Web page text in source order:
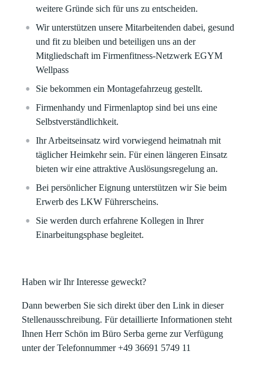
weitere Gründe sich für uns zu entscheiden.
Wir unterstützen unsere Mitarbeitenden dabei, gesund
und fit zu bleiben und beteiligen uns an der
Mitgliedschaft im Firmenfitness-Netzwerk EGYM
Wellpass
Sie bekommen ein Montagefahrzeug gestellt.
Firmenhandy und Firmenlaptop sind bei uns eine
Selbstverständlichkeit.
Ihr Arbeitseinsatz wird vorwiegend heimatnah mit
täglicher Heimkehr sein. Für einen längeren Einsatz
bieten wir eine attraktive Auslösungsregelung an.
Bei persönlicher Eignung unterstützen wir Sie beim
Erwerb des LKW Führerscheins.
Sie werden durch erfahrene Kollegen in Ihrer
Einarbeitungsphase begleitet.
Haben wir Ihr Interesse geweckt?
Dann bewerben Sie sich direkt über den Link in dieser
Stellenausschreibung. Für detaillierte Informationen steht
Ihnen Herr Schön im Büro Serba gerne zur Verfügung
unter der Telefonnummer+49 36691 5749 11